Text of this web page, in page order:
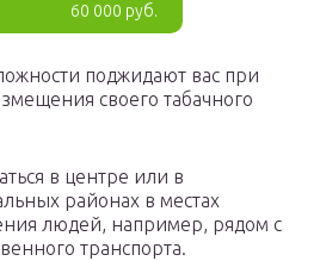
60 000 руб.
поджидают вас при
своего табачного
в центре или в
районах в местах
людей, например, рядом с
транспорта.